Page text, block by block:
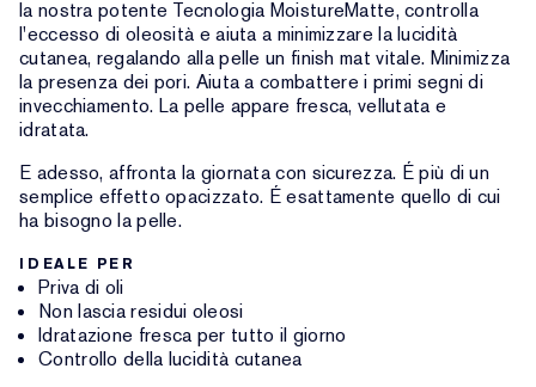
la nostra potente Tecnologia MoistureMatte, controlla
l'eccesso di oleosità e aiuta a minimizzare la lucidità
cutanea, regalando alla pelle un finish mat vitale. Minimizza
la presenza dei pori. Aiuta a combattere i primi segni di
invecchiamento. La pelle appare fresca, vellutata e
idratata.
E adesso, affronta la giornata con sicurezza. É più di un
semplice effetto opacizzato. É esattamente quello di cui
ha bisogno la pelle.
IDEALE PER
Priva di oli
Non lascia residui oleosi
Idratazione fresca per tutto il giorno
Controllo della lucidità cutanea